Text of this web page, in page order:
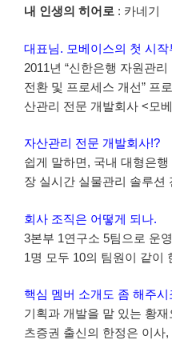
내 인생의 히어로 : 카네기
대표님. 모베이스의 첫 시
2011년 “신한은행 자원관
전환 및 프로세스 개선” 프
산관리 전문 개발회사 <모
자산관리 전문 개발회사!?
쉽게 말하면, 국내 대형은
장 실시간 실물관리 솔루션
회사 조직은 어떻게 되나.
3본부 1연구소 5팀으로 운
1명 모두 10의 팀원이 같이
핵심 멤버 소개도 좀 해주시
기획과 개발을 맡 있는 황
츠증권 출신의 한정은 이사